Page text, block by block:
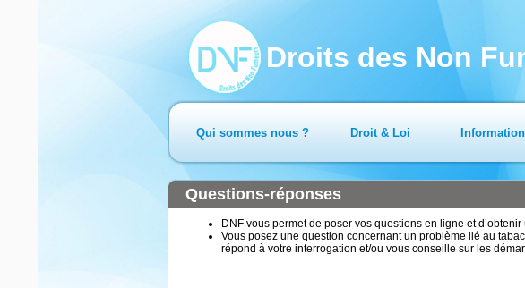
Droits des Non
Qui sommes nous ? Droit & Loi
DNF vous permet de poser vos questions en ligne et
Vous posez une question concernant un problème lié au
répond à votre interrogation et/ou vous conseille sur les
Questions-réponses